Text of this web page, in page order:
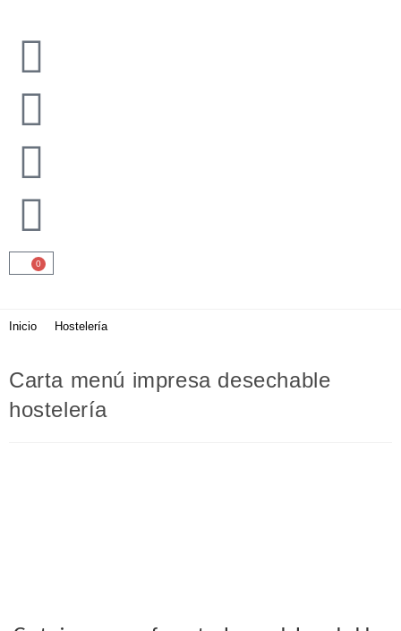
0
Inicio Hostelería
Carta menú impresa desechable
hostelería